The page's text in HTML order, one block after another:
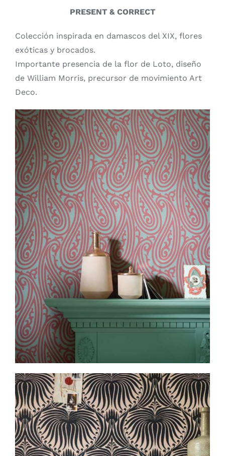
PRESENT & CORRECT
Colección inspirada en damascos del XIX, flores
exóticas y brocados.
Importante presencia de la flor de Loto, diseño
de William Morris, precursor de movimiento Art
Deco.